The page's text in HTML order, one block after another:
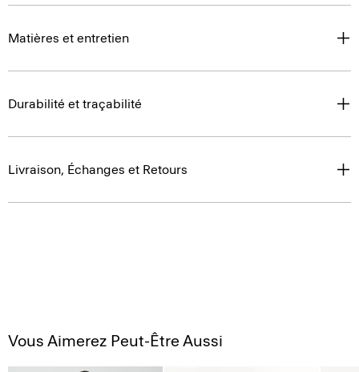
Matières et entretien
Durabilité et traçabilité
Livraison, Échanges et Retours
Vous Aimerez Peut-Être Aussi